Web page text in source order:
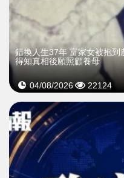
錯換人生37年 富家女被抱到
得知真相後願照顧養母
04/08/2026 22124